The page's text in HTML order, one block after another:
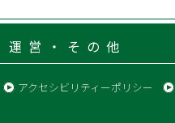
運営・その他
アクセシビリティーポリシー